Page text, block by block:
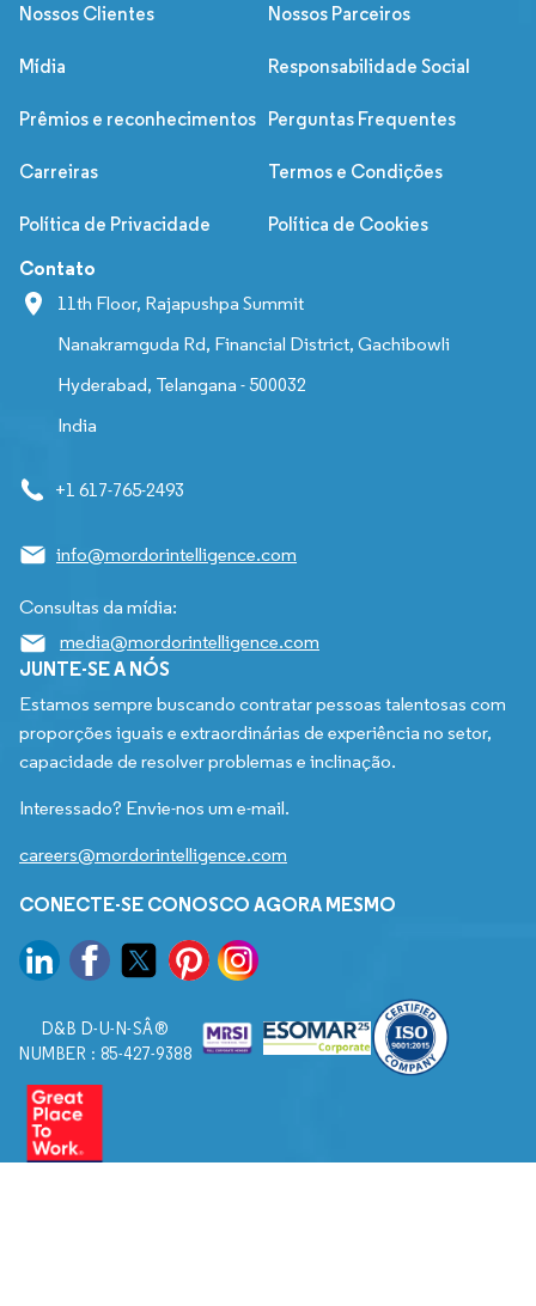
Nossos Clientes Nossos Parceiros
Mídia Responsabilidade Social
Prêmios e reconhecimentos Perguntas Frequentes
Carreiras Termos e Condições
Política de Privacidade Política de Cookies
Contato
11th Floor, Rajapushpa Summit
Nanakramguda Rd, Financial District, Gachibowli
Hyderabad, Telangana - 500032
India
+1 617-765-2493
info@mordorintelligence.com
Consultas da mídia:
media@mordorintelligence.com
JUNTE-SE A NÓS
Estamos sempre buscando contratar pessoas talentosas com
proporções iguais e extraordinárias de experiência no setor,
capacidade de resolver problemas e inclinação.
Interessado? Envie-nos um e-mail.
careers@mordorintelligence.com
CONECTE-SE CONOSCO AGORA MESMO
D&B D-U-N-SÂ®
NUMBER : 85-427-9388